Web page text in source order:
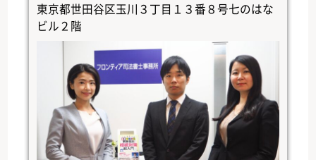
東京都世田谷区玉川３丁目１３番８号七のはな
ビル２階